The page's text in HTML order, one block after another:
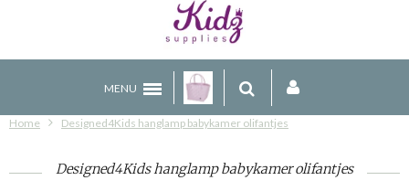
MENU
Home Designed4Kids hanglamp babykamer olifantjes
Designed4Kids hanglamp babykamer olifantjes